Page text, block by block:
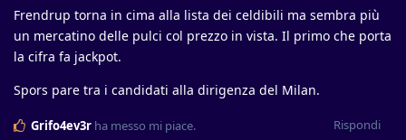
Frendrup torna in cima alla lista dei celdibili ma sembra più
un mercatino delle pulci col prezzo in vista. Il primo che porta
la cifra fa jackpot.
Spors pare tra i candidati alla dirigenza del Milan.
Rispondi
Grifo4ev3r ha messo mi piace.